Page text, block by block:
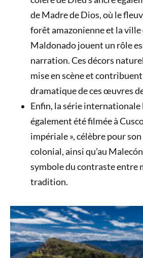
de Madre de Dios, où le
forêt amazonienne et la ville
Maldonado jouent un rôle
narration. Ces décors
mise en scène et
dramatique de ces œuvres
Enfin, la série internationale
également été filmée à
impériale », célèbre pour
colonial, ainsi qu’au
symbole du contraste entre
tradition.